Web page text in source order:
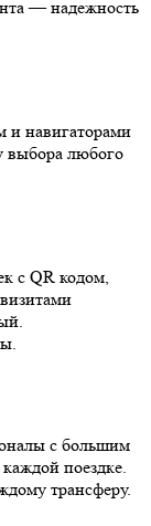
— надежность
и навигаторами
выбора любого
с QR кодом,
с большим
поездке.
трансферу.